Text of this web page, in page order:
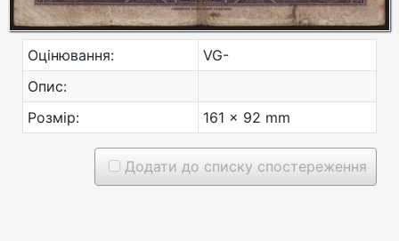
Оцінювання:
VG-
Опис:
Розмір:
161 x 92 mm
Додати до списку спостереження